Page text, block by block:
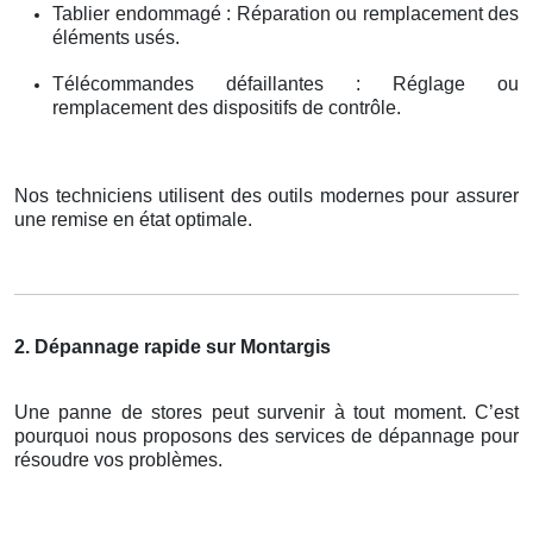
Tablier endommagé : Réparation ou remplacement des
éléments usés.
Télécommandes défaillantes : Réglage ou
remplacement des dispositifs de contrôle.
Nos techniciens utilisent des outils modernes pour assurer
une remise en état optimale.
2. Dépannage rapide sur Montargis
Une panne de stores peut survenir à tout moment. C’est
pourquoi nous proposons des services de dépannage pour
résoudre vos problèmes.